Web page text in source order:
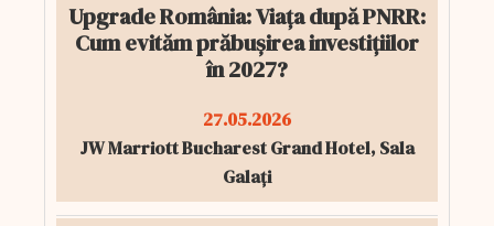
Upgrade România: Viața după PNRR:
Cum evităm prăbușirea investițiilor
în 2027?
27.05.2026
JW Marriott Bucharest Grand Hotel, Sala
Galați